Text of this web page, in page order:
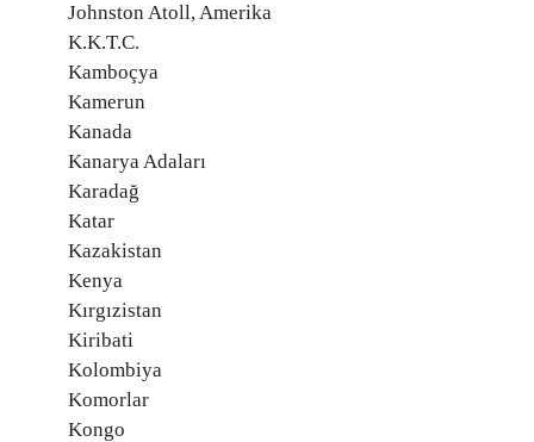
Johnston Atoll, Amerika
K.K.T.C.
Kamboçya
Kamerun
Kanada
Kanarya Adaları
Karadağ
Katar
Kazakistan
Kenya
Kırgızistan
Kiribati
Kolombiya
Komorlar
Kongo